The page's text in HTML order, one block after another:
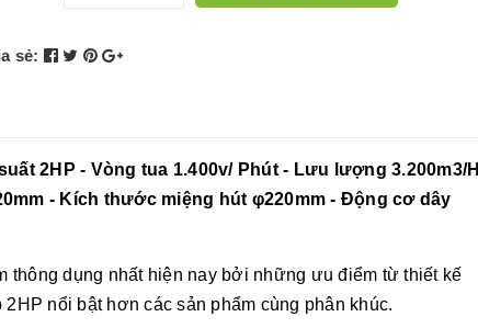
sẻ:
2HP - Vòng tua 1.400v/ Phút - Lưu lượng 3.200m3/H
- Kích thước miệng hút φ220mm - Động cơ dây
thông dụng nhất hiện nay bởi những ưu điểm từ thiết kế
nổi bật hơn các sản phẩm cùng phân khúc.